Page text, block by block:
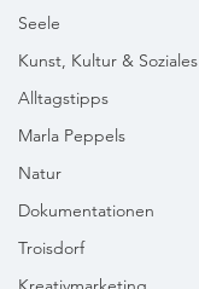
Seele
Kunst, Kultur & Soziales
Alltagstipps
Marla Peppels
Natur
Dokumentationen
Troisdorf